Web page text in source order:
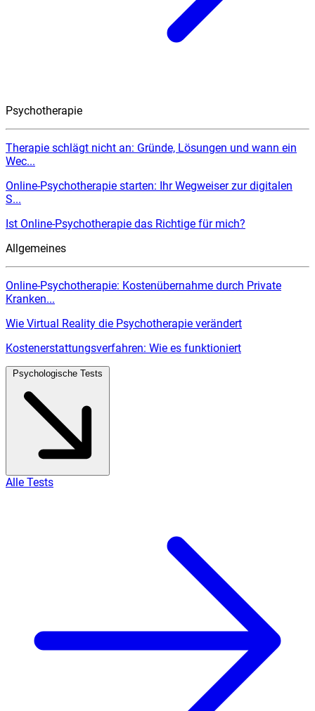
Psychotherapie
Therapie schlägt nicht an: Gründe, Lösungen und wann ein
Wec...
Online-Psychotherapie starten: Ihr Wegweiser zur digitalen
S...
Ist Online-Psychotherapie das Richtige für mich?
Allgemeines
Online-Psychotherapie: Kostenübernahme durch Private
Kranken...
Wie Virtual Reality die Psychotherapie verändert
Kostenerstattungsverfahren: Wie es funktioniert
Alle Tests